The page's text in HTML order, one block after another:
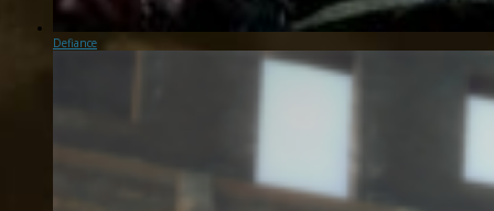
Defiance